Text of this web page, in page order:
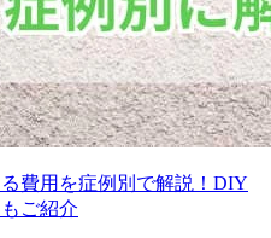
費用を症例別で解説！DIY
ご紹介